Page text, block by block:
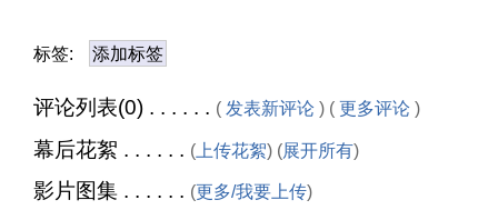
标签: 添加标签
评论列表(0) . . . . . . ( 发表新评论 ) ( 更多评论 )
幕后花絮 . . . . . . ( 上传花絮) (展开所有)
影片图集 . . . . . . (更多/我要上传)